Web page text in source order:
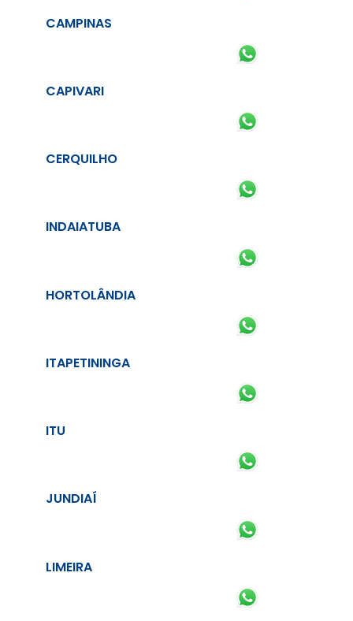
CAMPINAS
CAPIVARI
CERQUILHO
INDAIATUBA
HORTOLÂNDIA
ITAPETININGA
ITU
JUNDIAÍ
LIMEIRA